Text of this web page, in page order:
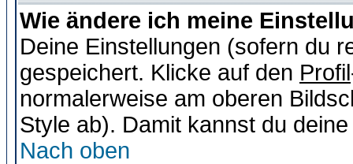
Wie ändere ich meine
Deine Einstellungen (sofern du
gespeichert. Klicke auf den Profil
normalerweise am oberen
Style ab). Damit kannst du
Nach oben